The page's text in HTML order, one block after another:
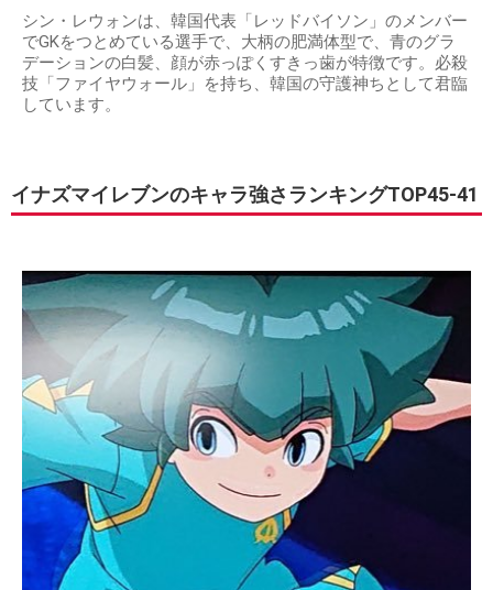
シン・レウォンは、韓国代表「レッドバイソン」のメンバー
でGKをつとめている選手で、大柄の肥満体型で、青のグラ
デーションの白髪、顔が赤っぽくすきっ歯が特徴です。必殺
技「ファイヤウォール」を持ち、韓国の守護神ちとして君臨
しています。
イナズマイレブンのキャラ強さランキングTOP45-41